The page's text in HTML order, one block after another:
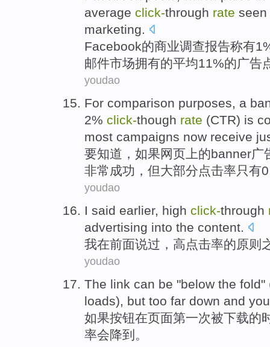
average click-through rate seen
marketing.
Facebook的商业调查报告称有
邮件市场拥有的平均11%的广告
youdao
For comparison purposes, a
2% click-though rate (CTR) is
most campaigns now receive
要知道，如果网页 上的banner广
非常 成功 ， 但大部分点击率只有
youdao
I said earlier, high click-through
advertising into the content.
我在前面说过 ， 高点击率的原则
youdao
The link can be "below the fold"
loads), but too far down and
如果按钮在页面第一次被下载的
率会降到 。